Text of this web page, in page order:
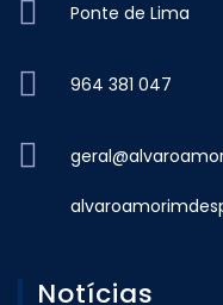
Ponte de Lima
964 381 047
Notícias